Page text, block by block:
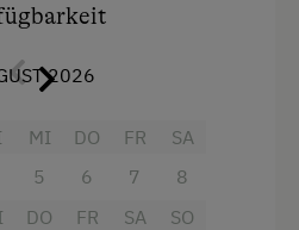
Berglandschaft
2026
MI
5
DO
6
FR
7
SA
8
DO
FR
SA
SO